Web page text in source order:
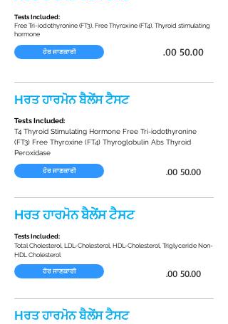
Tests Included:
Free Tri-iodothyronine (FT3), Free Thyroxine (FT4), Thyroid stimulating
hormone
ਹੋਰ ਜਾਣਕਾਰੀ .00 50.00
Hਰਤ ਹਾਰਮੋਨ ਬੈਲੇਂਸ ਟੈਸਟ
Tests Included:
T4 Thyroid Stimulating Hormone Free Tri-iodothyronine
(FT3) Free Thyroxine (FT4) Thyroglobulin Abs Thyroid
Peroxidase
ਹੋਰ ਜਾਣਕਾਰੀ .00 50.00
Hਰਤ ਹਾਰਮੋਨ ਬੈਲੇਂਸ ਟੈਸਟ
Tests Included:
Total Cholesterol, LDL-Cholesterol, HDL-Cholesterol, Triglyceride Non-
HDL Cholesterol
ਹੋਰ ਜਾਣਕਾਰੀ .00 50.00
Hਰਤ ਹਾਰਮੋਨ ਬੈਲੇਂਸ ਟੈਸਟ